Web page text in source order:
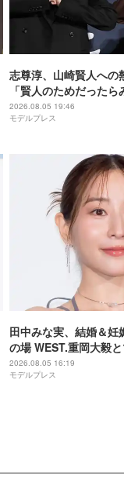
志尊淳、山崎賢人への
「賢人のためだった
る」“信”としての姿を
ム 魂の決戦】
2026.08.05 19:46
モデルプレス
田中みな実、結婚＆妊
の場 WEST.重岡大毅
「子役みたいな子なの
全犯罪を生成する方法】
2026.08.05 16:19
モデルプレス